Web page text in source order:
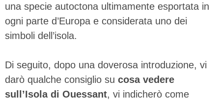
una specie autoctona ultimamente esportata in
ogni parte d’Europa e considerata uno dei
simboli dell’isola.
Di seguito, dopo una doverosa introduzione, vi
darò qualche consiglio su cosa vedere
sull’Isola di Ouessant, vi indicherò come